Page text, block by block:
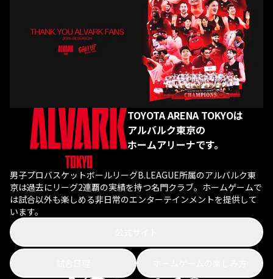
TOYOTA ARENA TOKYOは
アルバルク東京の
ホームアリーナです。
男子プロバスケットボールリーグB.LEAGUE所属のアルバルク東
京は過去にリーグ2連覇の実績を持つ名門クラブ。ホームゲームで
は試合以外も楽しめる非日常のエンターテインメントを提供して
います。